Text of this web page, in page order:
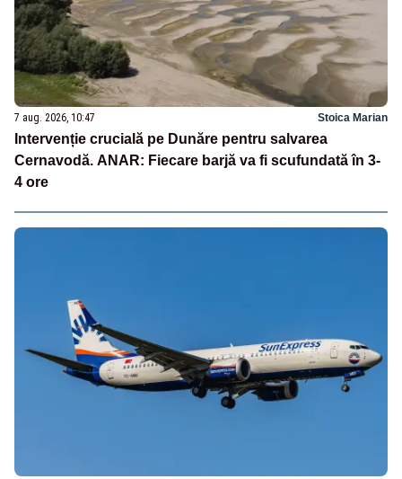
7 aug. 2026, 10:47 Stoica Marian
Intervenție crucială pe Dunăre pentru salvarea
Cernavodă. ANAR: Fiecare barjă va fi scufundată în 3-
4 ore